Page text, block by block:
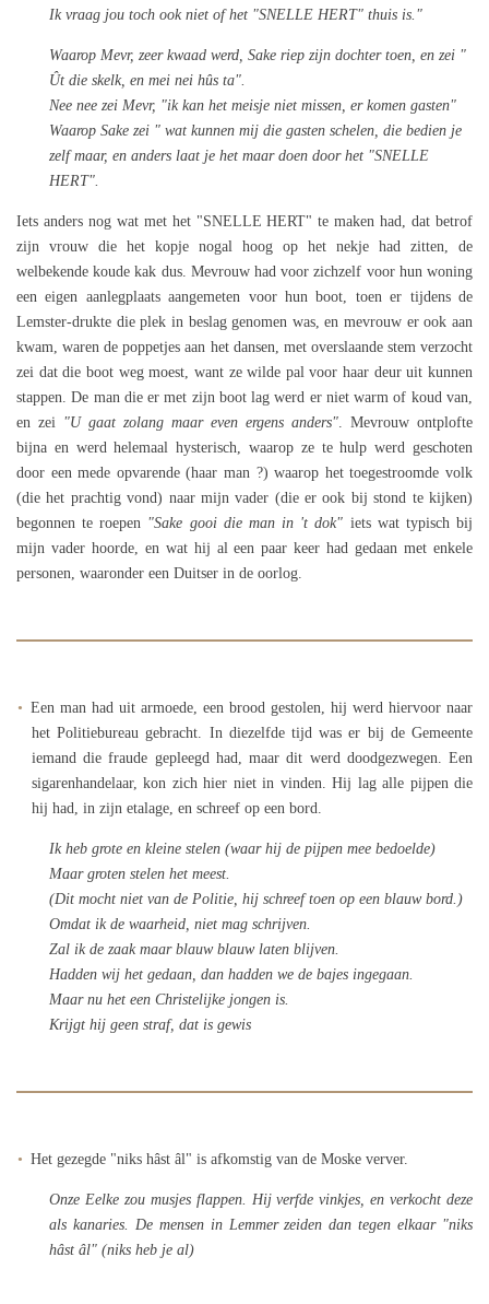
Ik vraag jou toch ook niet of het "SNELLE HERT" thuis is."
Waarop Mevr, zeer kwaad werd, Sake riep zijn dochter toen, en zei "
Ût die skelk, en mei nei hûs ta".
Nee nee zei Mevr, "ik kan het meisje niet missen, er komen gasten"
Waarop Sake zei " wat kunnen mij die gasten schelen, die bedien je
zelf maar, en anders laat je het maar doen door het "SNELLE
HERT".
Iets anders nog wat met het "SNELLE HERT" te maken had, dat betrof
zijn vrouw die het kopje nogal hoog op het nekje had zitten, de
welbekende koude kak dus. Mevrouw had voor zichzelf voor hun woning
een eigen aanlegplaats aangemeten voor hun boot, toen er tijdens de
Lemster-drukte die plek in beslag genomen was, en mevrouw er ook aan
kwam, waren de poppetjes aan het dansen, met overslaande stem verzocht
zei dat die boot weg moest, want ze wilde pal voor haar deur uit kunnen
stappen. De man die er met zijn boot lag werd er niet warm of koud van,
en zei "U gaat zolang maar even ergens anders". Mevrouw ontplofte
bijna en werd helemaal hysterisch, waarop ze te hulp werd geschoten
door een mede opvarende (haar man ?) waarop het toegestroomde volk
(die het prachtig vond) naar mijn vader (die er ook bij stond te kijken)
begonnen te roepen "Sake gooi die man in 't dok" iets wat typisch bij
mijn vader hoorde, en wat hij al een paar keer had gedaan met enkele
personen, waaronder een Duitser in de oorlog.
Een man had uit armoede, een brood gestolen, hij werd hiervoor naar
het Politiebureau gebracht. In diezelfde tijd was er bij de Gemeente
iemand die fraude gepleegd had, maar dit werd doodgezwegen. Een
sigarenhandelaar, kon zich hier niet in vinden. Hij lag alle pijpen die
hij had, in zijn etalage, en schreef op een bord.
Ik heb grote en kleine stelen (waar hij de pijpen mee bedoelde)
Maar groten stelen het meest.
(Dit mocht niet van de Politie, hij schreef toen op een blauw bord.)
Omdat ik de waarheid, niet mag schrijven.
Zal ik de zaak maar blauw blauw laten blijven.
Hadden wij het gedaan, dan hadden we de bajes ingegaan.
Maar nu het een Christelijke jongen is.
Krijgt hij geen straf, dat is gewis
Het gezegde "niks hâst âl" is afkomstig van de Moske verver.
Onze Eelke zou musjes flappen. Hij verfde vinkjes, en verkocht deze
als kanaries. De mensen in Lemmer zeiden dan tegen elkaar "niks
hâst âl" (niks heb je al)